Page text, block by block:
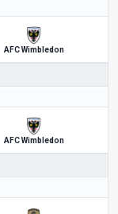
AFC Wimbledon
AFC Wimbledon